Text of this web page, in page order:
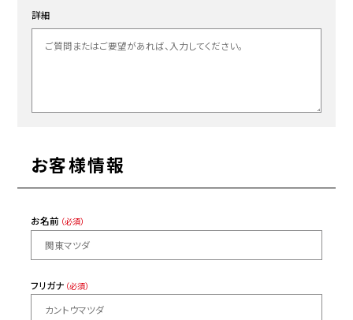
詳細
お客様情報
お名前 （必須）
フリガナ （必須）